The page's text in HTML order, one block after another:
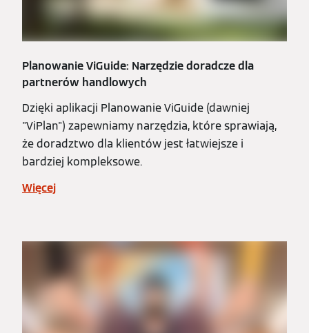
Planowanie ViGuide: Narzędzie doradcze dla
partnerów handlowych
Dzięki aplikacji Planowanie ViGuide (dawniej
"ViPlan") zapewniamy narzędzia, które sprawiają,
że doradztwo dla klientów jest łatwiejsze i
bardziej kompleksowe.
Więcej